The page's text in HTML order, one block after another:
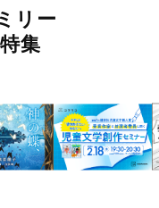
リー
集